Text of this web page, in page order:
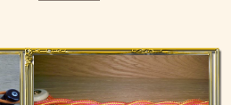
несколько
вариаций.